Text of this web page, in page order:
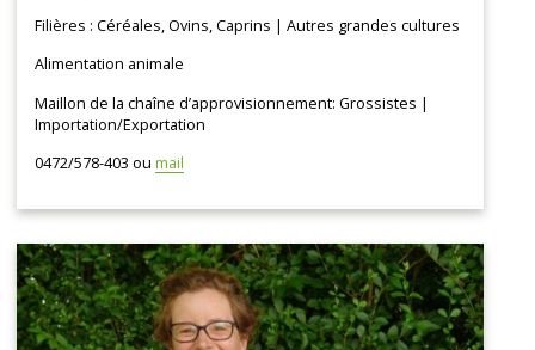
Filières : Céréales, Ovins, Caprins | Autres grandes cultures
Alimentation animale
Maillon de la chaîne d’approvisionnement: Grossistes |
Importation/Exportation
0472/578-403 ou mail